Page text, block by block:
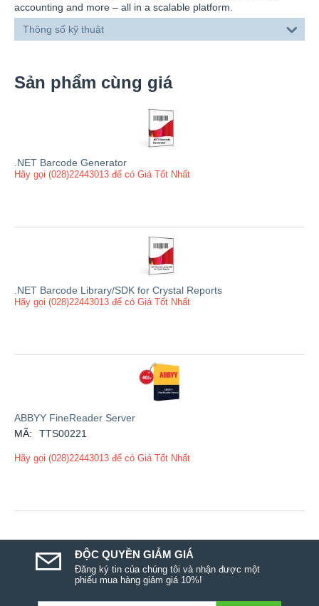
accounting and more – all in a scalable platform.
Thông số kỹ thuật
Sản phẩm cùng giá
.NET Barcode Generator
Hãy gọi (028)22443013 để có Giá Tốt Nhất
.NET Barcode Library/SDK for Crystal Reports
Hãy gọi (028)22443013 để có Giá Tốt Nhất
ABBYY FineReader Server
MÃ:
TTS00221
Hãy gọi (028)22443013 để có Giá Tốt Nhất
ĐỘC QUYỀN GIẢM GIÁ
Đăng ký tin của chúng tôi và nhận được một
phiếu mua hàng giảm giá 10%!